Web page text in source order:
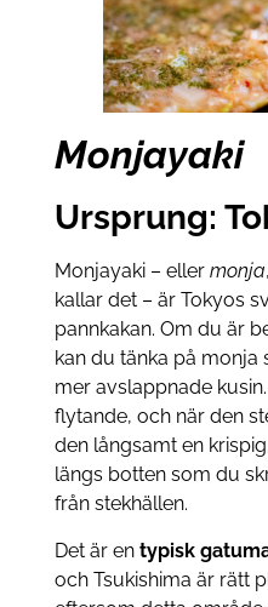
Monjayaki
Ursprung:
Monjayaki – eller monja
kallar det – är Tokyos
pannkakan. Om du är
kan du tänka på monja
mer avslappnade
flytande, och när den
den långsamt en
längs botten som du
från stekhällen.
Det är en typisk
och Tsukishima är rätt